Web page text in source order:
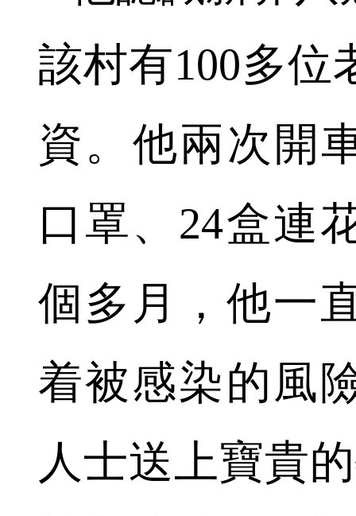
該村有100多位
資。他兩次開
口罩、24盒連
個多月，他一
着被感染的風
人士送上寶貴